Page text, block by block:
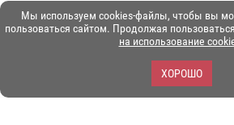
Мы используем cookies-файлы, чтобы вы
пользоваться сайтом. Продолжая
на использование
ХОРОШО